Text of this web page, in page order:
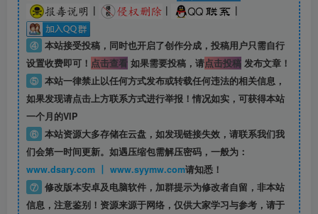
|
| |
④ 本站接受投稿，同时也开启了创作分成，投稿用户只需自行
设置收费即可！ 点击查看如果需要投稿，请点击投稿发布文章！
⑤ 本站一律禁止以任何方式发布或转载任何违法的相关信息，
如果发现请点击上方联系方式进行举报！情况如实，可获得本站
一个月的VIP
⑥ 本站资源大多存储在云盘，如发现链接失效，请联系我们我
们会第一时间更新。如遇压缩包需解压密码，一般为：
www.dsary.com 丨 www.syymw.com请知悉！
⑦ 修改版本安卓及电脑软件，加群提示为修改者自留， 非本站
信息，注意鉴别！资源来源于网络，仅供大家学习与参考，请于